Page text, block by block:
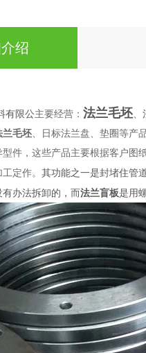
绍
有限公主要经营： 法兰毛坯、
兰毛坯、日标法兰盘、垫圈等产
件，这些产品主要根据客户图
定作。 其功能之一是封堵住管
有办法拆卸的，而法兰盲板是用